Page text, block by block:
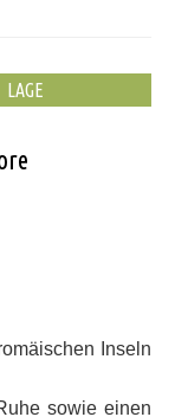
LAGE
Inseln
sowie einen